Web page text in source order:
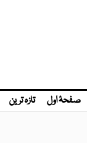
صفحۂ اول تازہ ترین